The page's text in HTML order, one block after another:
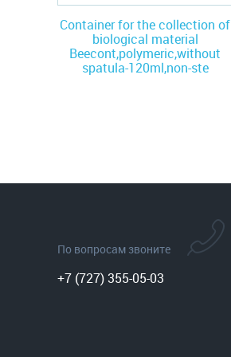
Container for the collection of
biological material
Beecont,polymeric,without
spatula-120ml,non-ste
По вопросам звоните
+7 (727) 355-05-03